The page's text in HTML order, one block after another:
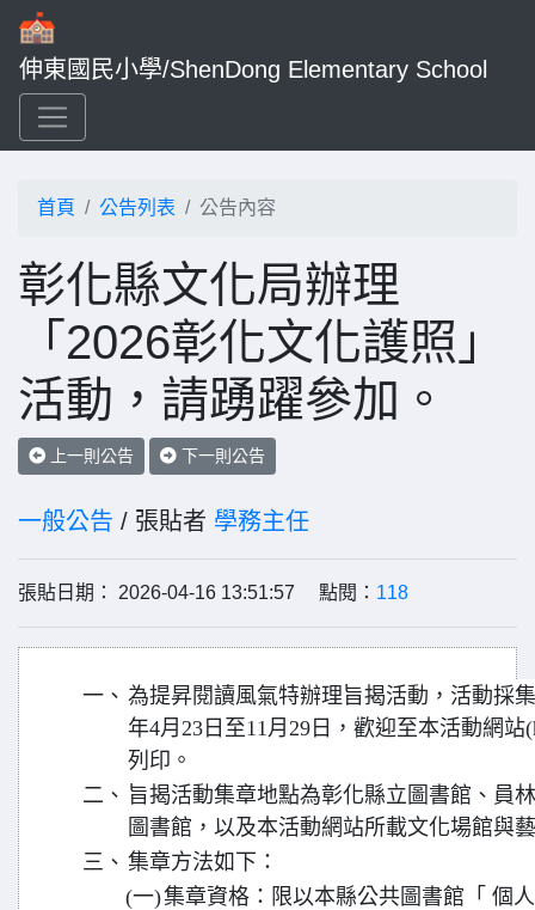
伸東國民小學/ShenDong Elementary School
首頁 公告列表 公告內容
彰化縣文化局辦理
「2026彰化文化護照」
活動，請踴躍參加。
上一則公告 下一則公告
一般公告 / 張貼者 學務主任
張貼日期： 2026-04-16 13:51:57 點閱： 118
一、 為提昇閱讀風氣特辦理旨揭活動，活動採
年4月23日至11月29日，歡迎至本活動網站
列印。
二、 旨揭活動集章地點為彰化縣立圖書館、員
圖書館，以及本活動網站所載文化場館與
三、 集章方法如下：
(一)集章資格：限以本縣公共圖書館「 個